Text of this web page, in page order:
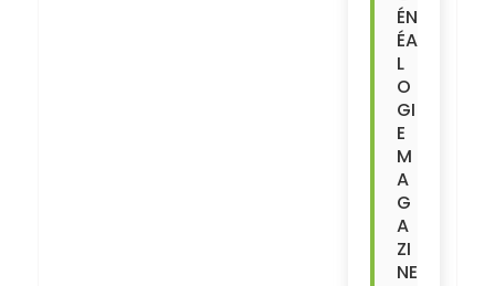
ÉN
ÉA
L
O
GI
E
M
A
G
A
ZI
NE